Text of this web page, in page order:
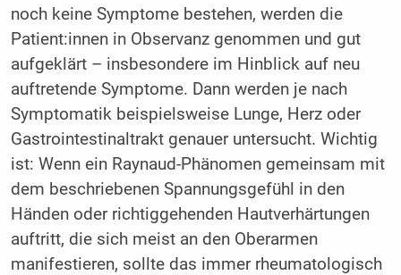
noch keine Symptome bestehen, werden die
Patient:innen in Observanz genommen und gut
aufgeklärt – insbesondere im Hinblick auf neu
auftretende Symptome. Dann werden je nach
Symptomatik beispielsweise Lunge, Herz oder
Gastrointestinaltrakt genauer untersucht. Wichtig
ist: Wenn ein Raynaud-Phänomen gemeinsam mit
dem beschriebenen Spannungsgefühl in den
Händen oder richtiggehenden Hautverhärtungen
auftritt, die sich meist an den Oberarmen
manifestieren, sollte das immer rheumatologisch